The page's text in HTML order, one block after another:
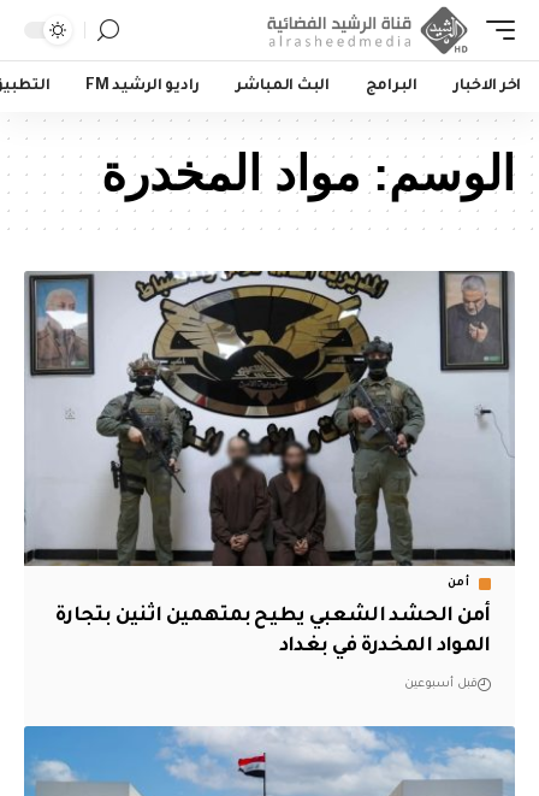
اخر الاخبار البرامج البث المباشر راديو الرشيد FM
الوسم:مواد المخدرة
أمن
أمن الحشد الشعبي يطيح بمتهمين اثنين بتجارة
المواد المخدرة في بغداد
قبل أسبوعين